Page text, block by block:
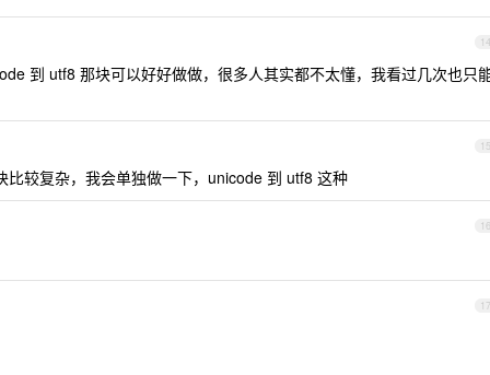
14
到 utf8 那块可以好好做做，很多人其实都不太懂，我看过几次也只
15
比较复杂，我会单独做一下，unicode 到 utf8 这种
16
17